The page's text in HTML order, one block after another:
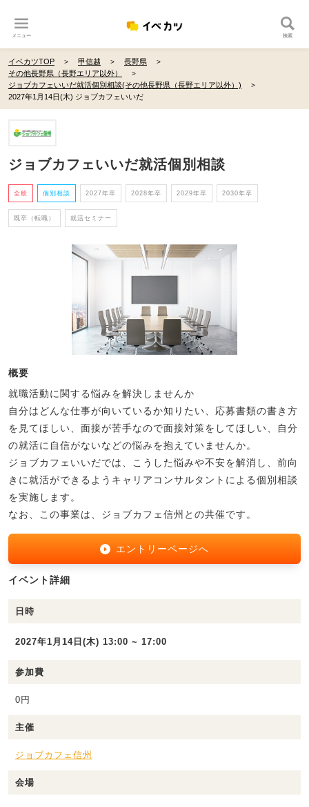
メニュー 検索
イベカツTOP 甲信越
長野県
その他長野県（長野エリア以外）
ジョブカフェいいだ就活個別相談(その他長野県（長野エリア以外）)
2027年1月14日(木) ジョブカフェいいだ
ジョブカフェいいだ就活個別相談
全般 個別相談 2027年卒 2028年卒 2029年卒 2030年卒
既卒（転職） 就活セミナー
概要
就職活動に関する悩みを解決しませんか
自分はどんな仕事が向いているか知りたい、応募書類の書き方
を見てほしい、面接が苦手なので面接対策をしてほしい、自分
の就活に自信がないなどの悩みを抱えていませんか。
ジョブカフェいいだでは、こうした悩みや不安を解消し、前向
きに就活ができるようキャリアコンサルタントによる個別相談
を実施します。
なお、この事業は、ジョブカフェ信州との共催です。
エントリーページへ
イベント詳細
日時
2027年1月14日(木) 13:00 ~ 17:00
参加費
0円
主催
ジョブカフェ信州
会場